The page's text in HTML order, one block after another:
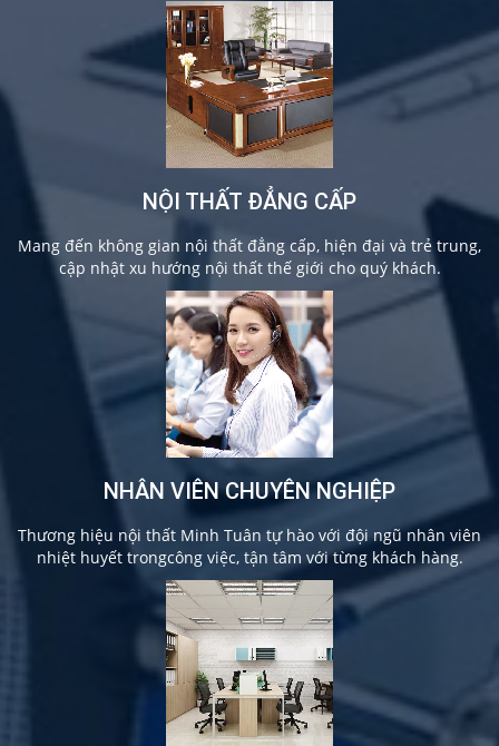
NỘI THẤT ĐẲNG CẤP
Mang đến không gian nội thất đẳng cấp, hiện đại và trẻ trung,
cập nhật xu hướng nội thất thế giới cho quý khách.
NHÂN VIÊN CHUYÊN NGHIỆP
Thương hiệu nội thất Minh Tuân tự hào với đội ngũ nhân viên
nhiệt huyết trongcông việc, tận tâm với từng khách hàng.